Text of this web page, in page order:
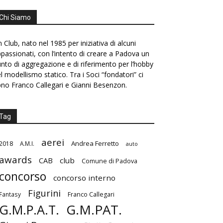
Siamo
Club, nato nel 1985 per iniziativa di alcuni
con l’intento di creare a Padova un
di aggregazione e di riferimento per l’hobby
modellismo statico. Tra i Soci “fondatori” ci
Franco Callegari e Gianni Besenzon.
A.M.I. aerei Andrea Ferretto auto
awards CAB club Comune di Padova
concorso concorso interno
Fantasy Figurini Franco Callegari
G.M.P.A.T. G.M.PAT.